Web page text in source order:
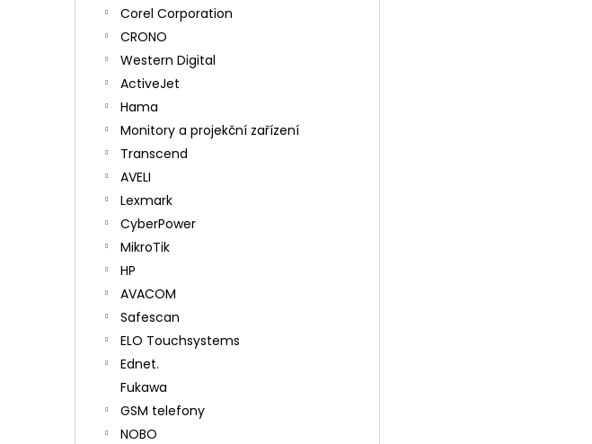
Corel Corporation
CRONO
Western Digital
ActiveJet
Hama
Monitory a projekční zařízení
Transcend
AVELI
Lexmark
CyberPower
MikroTik
HP
AVACOM
Safescan
ELO Touchsystems
Ednet.
Fukawa
GSM telefony
NOBO